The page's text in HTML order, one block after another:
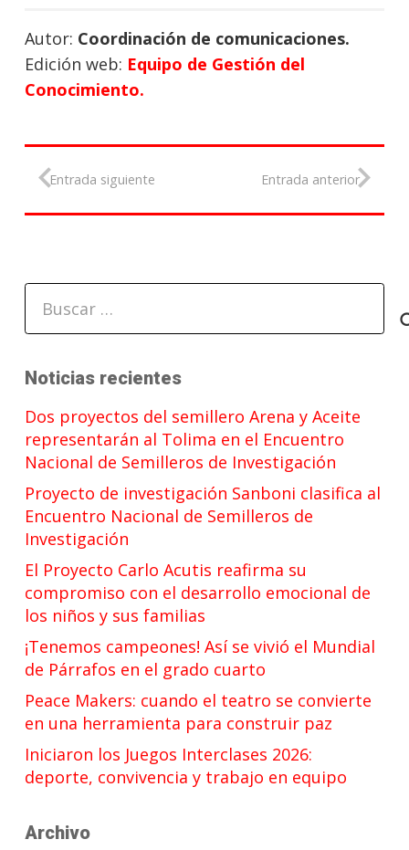
Autor: Coordinación de comunicaciones.
Edición web: Equipo de Gestión del
Conocimiento.
Entrada siguiente Entrada anterior
Noticias recientes
Dos proyectos del semillero Arena y Aceite
representarán al Tolima en el Encuentro
Nacional de Semilleros de Investigación
Proyecto de investigación Sanboni clasifica al
Encuentro Nacional de Semilleros de
Investigación
El Proyecto Carlo Acutis reafirma su
compromiso con el desarrollo emocional de
los niños y sus familias
¡Tenemos campeones! Así se vivió el Mundial
de Párrafos en el grado cuarto
Peace Makers: cuando el teatro se convierte
en una herramienta para construir paz
Iniciaron los Juegos Interclases 2026:
deporte, convivencia y trabajo en equipo
Archivo